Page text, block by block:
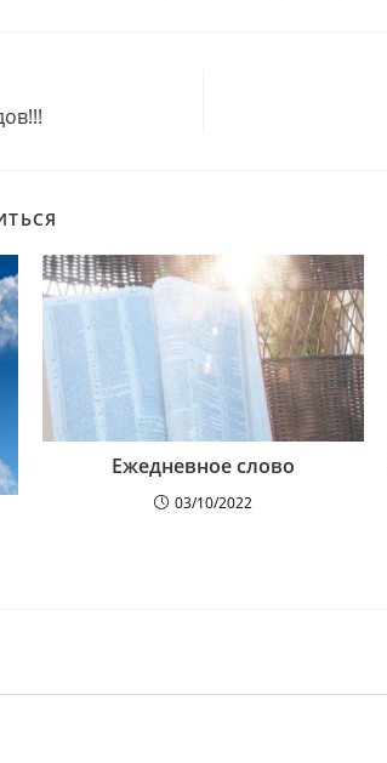
Ежедневное слово
03/10/2022